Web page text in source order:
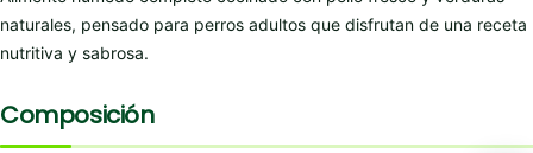
naturales, pensado para perros adultos que disfrutan de una receta
nutritiva y sabrosa.
Composición